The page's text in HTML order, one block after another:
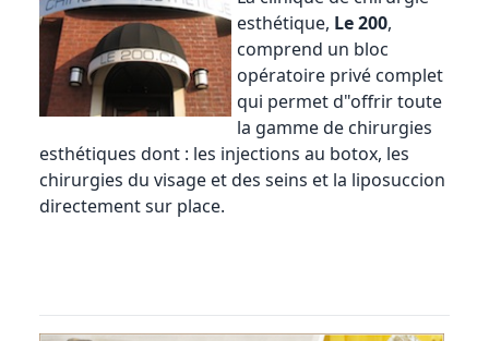
esthétique, Le 200,
comprend un bloc
opératoire privé complet
qui permet d"offrir toute
la gamme de chirurgies
esthétiques dont : les injections au botox, les
chirurgies du visage et des seins et la liposuccion
directement sur place.